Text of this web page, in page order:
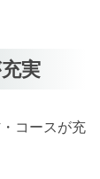
実
コースが充